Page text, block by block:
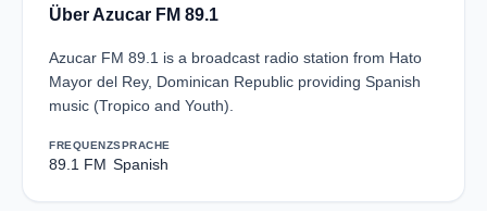
Über Azucar FM 89.1
Azucar FM 89.1 is a broadcast radio station from Hato
Mayor del Rey, Dominican Republic providing Spanish
music (Tropico and Youth).
FREQUENZ
89.1 FM
SPRACHE
Spanish